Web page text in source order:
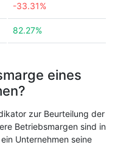
-33.31%
82.27%
eines
zur Beurteilung der
Betriebsmargen sind in
Unternehmen seine